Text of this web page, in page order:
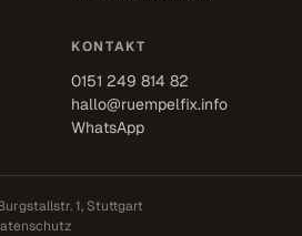
KONTAKT
0151 249 814 82
hallo@ruempelfix.info
WhatsApp
1, Stuttgart